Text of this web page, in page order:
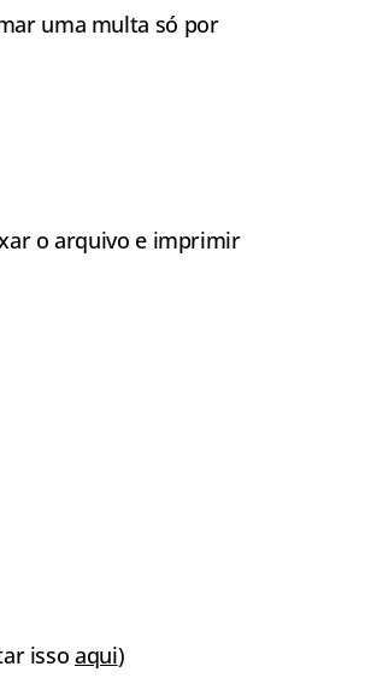
uma multa só por
o arquivo e imprimir
isso aqui)